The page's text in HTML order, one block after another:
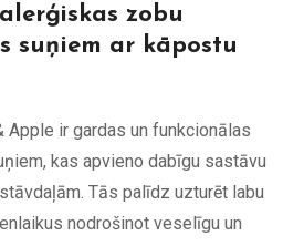
zobu
suņiem ar kāpostu
Apple ir gardas un funkcionālas
kas apvieno dabīgu sastāvu
Tās palīdz uzturēt labu
nodrošinot veselīgu un